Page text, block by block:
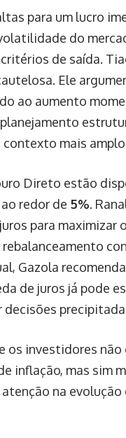
para um lucro
do
de saída.
Ele
ao aumento
mais
Direto estão
redor de 5%.
para maximizar
Gazola
de juros já pode
os investidores
inflação, mas sim
na